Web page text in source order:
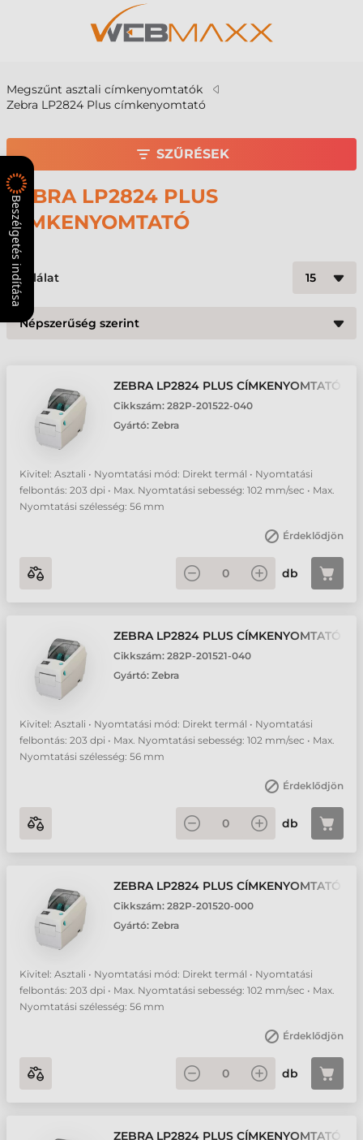
Megszűnt asztali címkenyomtatók
Zebra LP2824 Plus címkenyomtató
ZEBRA LP2824 PLUS
CÍMKENYOMTATÓ
10találat
ZEBRA LP2824 PLUS CÍMKENYOMTATÓ
Cikkszám: 282P-201522-040
Gyártó: Zebra
Kivitel: Asztali • Nyomtatási mód: Direkt termál • Nyomtatási
felbontás: 203 dpi • Max. Nyomtatási sebesség: 102 mm/sec • Max.
Nyomtatási szélesség: 56 mm
Érdeklődjön
db
ZEBRA LP2824 PLUS CÍMKENYOMTATÓ
Cikkszám: 282P-201521-040
Gyártó: Zebra
Kivitel: Asztali • Nyomtatási mód: Direkt termál • Nyomtatási
felbontás: 203 dpi • Max. Nyomtatási sebesség: 102 mm/sec • Max.
Nyomtatási szélesség: 56 mm
Érdeklődjön
db
ZEBRA LP2824 PLUS CÍMKENYOMTATÓ
Cikkszám: 282P-201520-000
Gyártó: Zebra
Kivitel: Asztali • Nyomtatási mód: Direkt termál • Nyomtatási
felbontás: 203 dpi • Max. Nyomtatási sebesség: 102 mm/sec • Max.
Nyomtatási szélesség: 56 mm
Érdeklődjön
db
ZEBRA LP2824 PLUS CÍMKENYOMTATÓ
SZŰRÉSEK
Beszélgetés indítása